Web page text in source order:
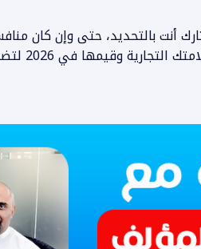
أنت بالتحديد، حتى وإن كان
أسعاراً أقل.